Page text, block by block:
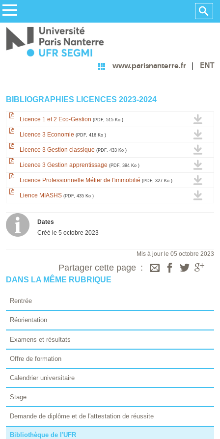
www.parisnanterre.fr ENT
BIBLIOGRAPHIES LICENCES 2023-2024
Licence 1 et 2 Eco-Gestion (PDF, 515 Ko )
Licence 3 Economie (PDF, 416 Ko )
Licence 3 Gestion classique (PDF, 433 Ko )
Licence 3 Gestion apprentissage (PDF, 394 Ko )
Licence Professionnelle Métier de l'immobilié (PDF, 327 Ko )
Lience MIASHS (PDF, 435 Ko )
Dates
Créé le 5 octobre 2023
Mis à jour le 05 octobre 2023
Partager cette page
DANS LA MÊME RUBRIQUE
Rentrée
Réorientation
Examens et résultats
Offre de formation
Calendrier universitaire
Stage
Demande de diplôme et de l'attestation de réussite
Bibliothèque de l'UFR